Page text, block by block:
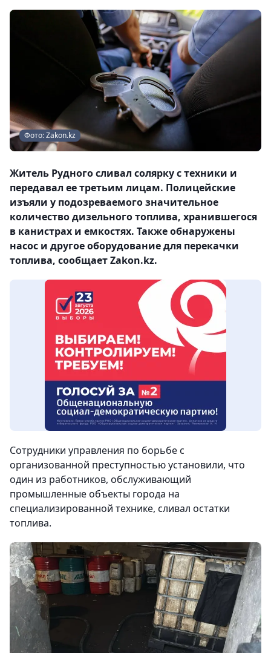
Фото: Zakon.kz
Житель Рудного сливал солярку с техники и
передавал ее третьим лицам. Полицейские
изъяли у подозреваемого значительное
количество дизельного топлива, хранившегося
в канистрах и емкостях. Также обнаружены
насос и другое оборудование для перекачки
топлива, сообщает Zakon.kz.
Сотрудники управления по борьбе с
организованной преступностью установили, что
один из работников, обслуживающий
промышленные объекты города на
специализированной технике, сливал остатки
топлива.